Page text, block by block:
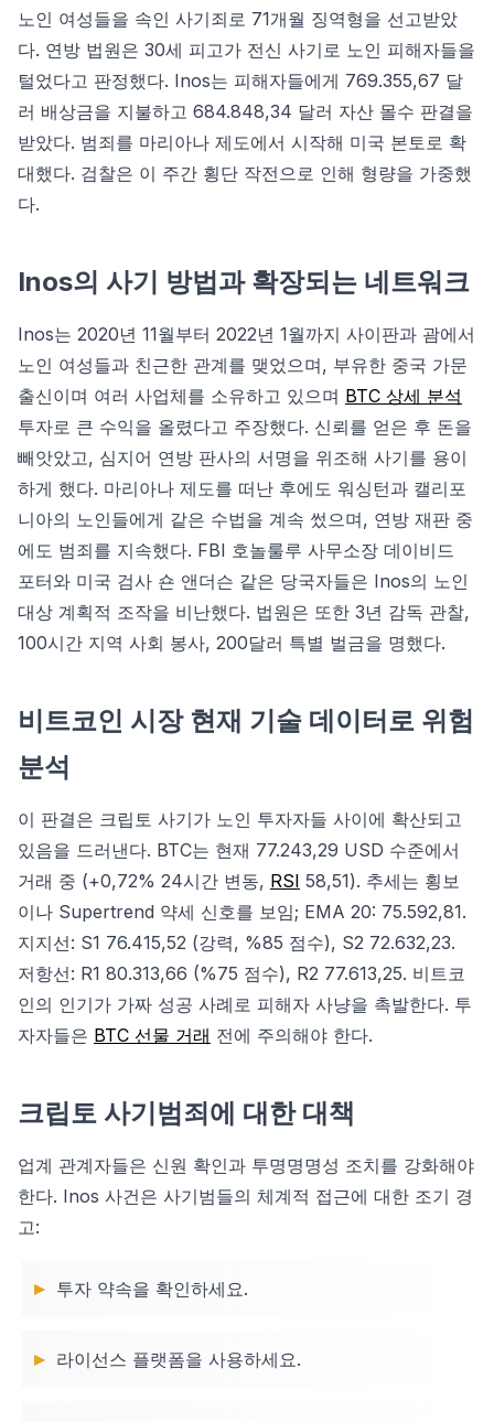
노인 여성들을 속인 사기죄로 71개월 징역형을 선고받았
다. 연방 법원은 30세 피고가 전신 사기로 노인 피해자들을
털었다고 판정했다. Inos는 피해자들에게 769.355,67 달
러 배상금을 지불하고 684.848,34 달러 자산 몰수 판결을
받았다. 범죄를 마리아나 제도에서 시작해 미국 본토로 확
대했다. 검찰은 이 주간 횡단 작전으로 인해 형량을 가중했
다.
Inos의 사기 방법과 확장되는 네트워크
Inos는 2020년 11월부터 2022년 1월까지 사이판과 괌에서
노인 여성들과 친근한 관계를 맺었으며, 부유한 중국 가문
출신이며 여러 사업체를 소유하고 있으며 BTC 상세 분석
투자로 큰 수익을 올렸다고 주장했다. 신뢰를 얻은 후 돈을
빼앗았고, 심지어 연방 판사의 서명을 위조해 사기를 용이
하게 했다. 마리아나 제도를 떠난 후에도 워싱턴과 캘리포
니아의 노인들에게 같은 수법을 계속 썼으며, 연방 재판 중
에도 범죄를 지속했다. FBI 호놀룰루 사무소장 데이비드
포터와 미국 검사 숀 앤더슨 같은 당국자들은 Inos의 노인
대상 계획적 조작을 비난했다. 법원은 또한 3년 감독 관찰,
100시간 지역 사회 봉사, 200달러 특별 벌금을 명했다.
비트코인 시장 현재 기술 데이터로 위험
분석
이 판결은 크립토 사기가 노인 투자자들 사이에 확산되고
있음을 드러낸다. BTC는 현재 77.243,29 USD 수준에서
거래 중 (+0,72% 24시간 변동, RSI 58,51). 추세는 횡보
이나 Supertrend 약세 신호를 보임; EMA 20: 75.592,81.
지지선: S1 76.415,52 (강력, %85 점수), S2 72.632,23.
저항선: R1 80.313,66 (%75 점수), R2 77.613,25. 비트코
인의 인기가 가짜 성공 사례로 피해자 사냥을 촉발한다. 투
자자들은 BTC 선물 거래 전에 주의해야 한다.
크립토 사기범죄에 대한 대책
업계 관계자들은 신원 확인과 투명명명성 조치를 강화해야
한다. Inos 사건은 사기범들의 체계적 접근에 대한 조기 경
고:
투자 약속을 확인하세요.
라이선스 플랫폼을 사용하세요.